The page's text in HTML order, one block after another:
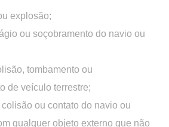
explosão;
ou soçobramento do navio ou
tombamento ou
de veículo terrestre;
ou contato do navio ou
qualquer objeto externo que não